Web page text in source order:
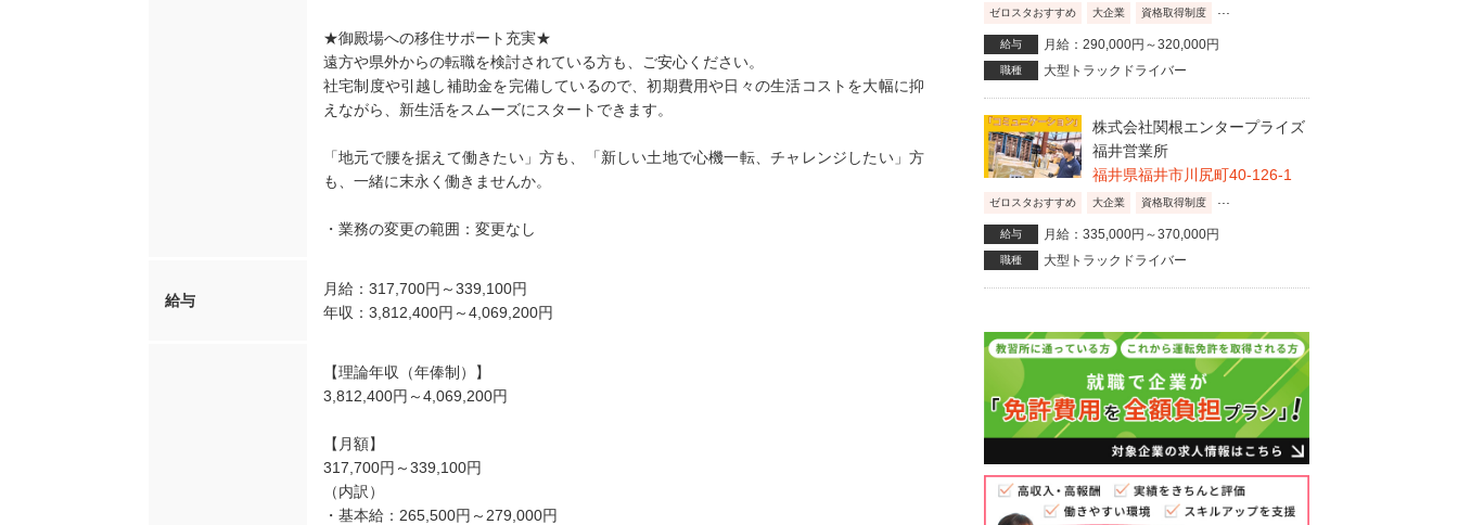
★御殿場への移住サポート充実★
遠方や県外からの転職を検討されている方も、ご安心ください。
社宅制度や引越し補助金を完備しているので、初期費用や日々の生活コストを大幅に抑
えながら、新生活をスムーズにスタートできます。
「地元で腰を据えて働きたい」方も、「新しい土地で心機一転、チャレンジしたい」方
も、一緒に末永く働きませんか。
・業務の変更の範囲：変更なし
給与
月給：317,700円～339,100円
年収：3,812,400円～4,069,200円
【理論年収（年俸制）】
3,812,400円～4,069,200円
【月額】
317,700円～339,100円
（内訳）
・基本給：265,500円～279,000円
ゼロスタおすすめ 大企業 資格取得制度
給与 月給：290,000円～320,000円
職種 大型トラックドライバー
株式会社関根エンタープライズ
福井営業所
福井県福井市川尻町40-126-1
ゼロスタおすすめ 大企業 資格取得制度
給与 月給：335,000円～370,000円
職種 大型トラックドライバー